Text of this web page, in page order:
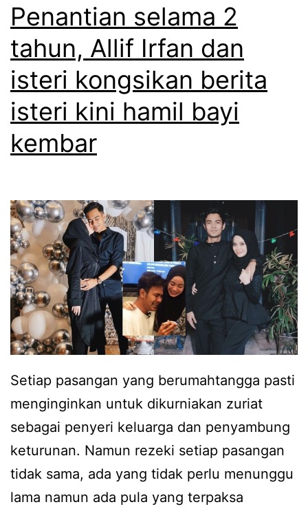
Penantian selama 2
tahun, Allif Irfan dan
isteri kongsikan berita
isteri kini hamil bayi
kembar
Setiap pasangan yang berumahtangga pasti
menginginkan untuk dikurniakan zuriat
sebagai penyeri keluarga dan penyambung
keturunan. Namun rezeki setiap pasangan
tidak sama, ada yang tidak perlu menunggu
lama namun ada pula yang terpaksa